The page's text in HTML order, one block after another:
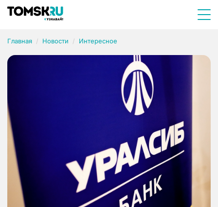
Главная Новости Интересное